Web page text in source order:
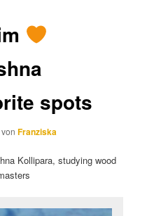
spots
vonFranziska
Kollipara, studying wood